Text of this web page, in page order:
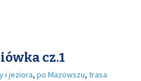
cz.1
i jeziora, po Mazowszu, trasa